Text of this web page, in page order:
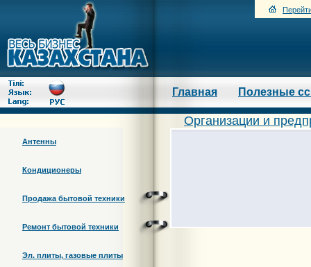
Главная Полезные
Антенны
Кондиционеры
Продажа бытовой техники
Ремонт бытовой техники
Эл. плиты, газовые плиты
Организации и